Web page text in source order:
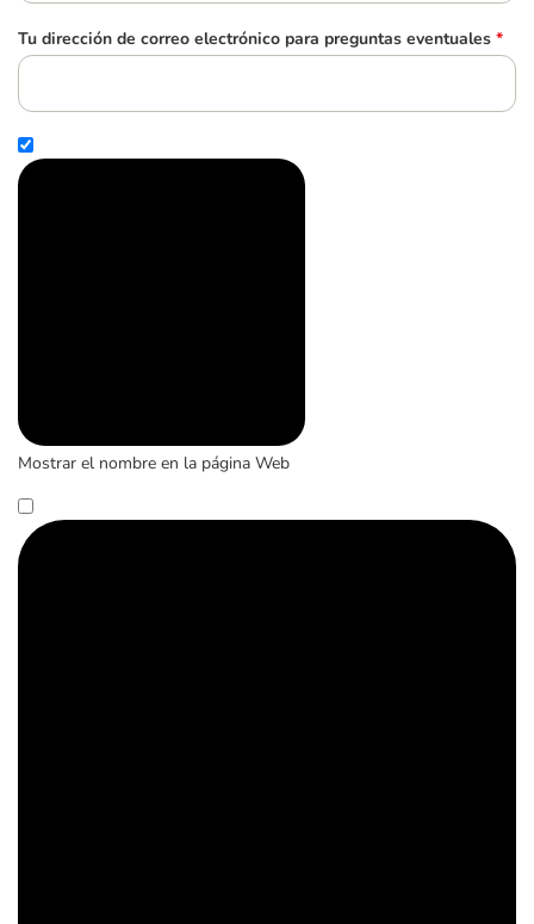
Tu dirección de correo electrónico para preguntas eventuales *
Mostrar el nombre en la página Web